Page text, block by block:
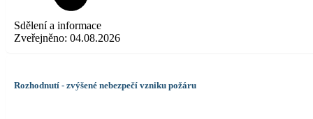
Sdělení a informace
Zveřejněno: 04.08.2026
Rozhodnutí - zvýšené nebezpečí vzniku požáru